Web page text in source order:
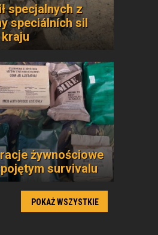
specjalnych z
speciálních sil
żywnościowe
survivalu
POKAŻ WSZYSTKIE